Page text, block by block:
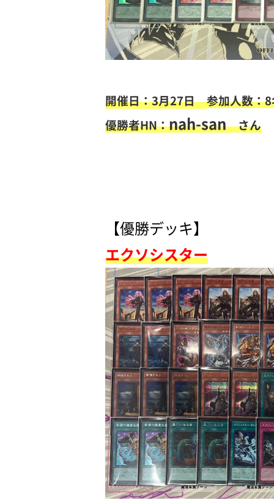
開催日：3月27日参加人数：
優勝者HN：nah-sanさん
【優勝デッキ】
エクソシスター